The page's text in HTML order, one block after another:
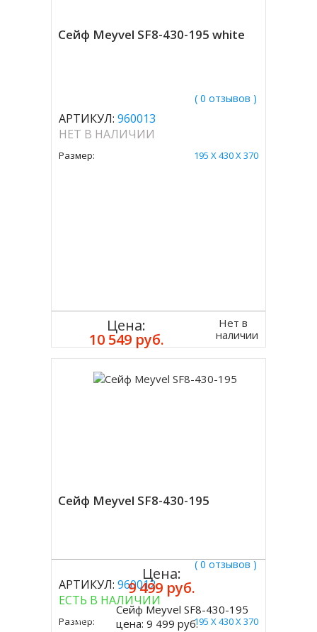
Сейф Meyvel SF8-430-195 white
( 0 отзывов )
АРТИКУЛ: 960013
НЕТ В НАЛИЧИИ
Размер: 195 X 430 X 370
Цена:
10 549 руб.
Нет в
наличии
Сейф Meyvel SF8-430-195
( 0 отзывов )
АРТИКУЛ: 960012
ЕСТЬ В НАЛИЧИИ
Размер: 195 X 430 X 370
Цена:
9 499 руб.
Купить
Сейф Meyvel SF8-430-195
цена:9 499 руб.